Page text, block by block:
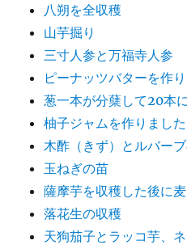
八朔を全収穫
山芋掘り
三寸人参と万福寺人参
ピーナッツバターを作り
葱一本が分蘖して20本
柚子ジャムを作りました
木酢（きず）とルバー
玉ねぎの苗
薩摩芋を収穫した後に麦
落花生の収穫
天狗茄子とラッコ芋、